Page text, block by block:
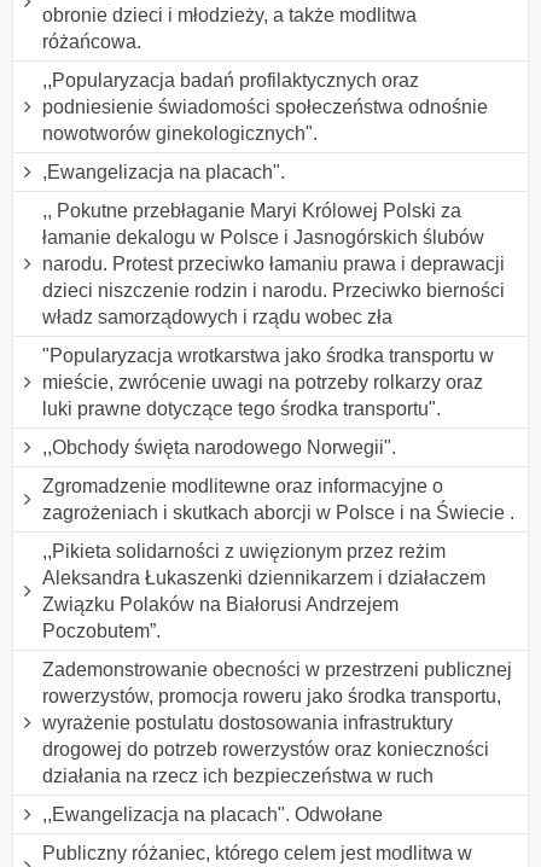
obronie dzieci i młodzieży, a także modlitwa
różańcowa.
,,Popularyzacja badań profilaktycznych oraz
podniesienie świadomości społeczeństwa odnośnie
nowotworów ginekologicznych".
,Ewangelizacja na placach".
,, Pokutne przebłaganie Maryi Królowej Polski za
łamanie dekalogu w Polsce i Jasnogórskich ślubów
narodu. Protest przeciwko łamaniu prawa i deprawacji
dzieci niszczenie rodzin i narodu. Przeciwko bierności
władz samorządowych i rządu wobec zła
"Popularyzacja wrotkarstwa jako środka transportu w
mieście, zwrócenie uwagi na potrzeby rolkarzy oraz
luki prawne dotyczące tego środka transportu".
,,Obchody święta narodowego Norwegii".
Zgromadzenie modlitewne oraz informacyjne o
zagrożeniach i skutkach aborcji w Polsce i na Świecie .
,,Pikieta solidarności z uwięzionym przez reżim
Aleksandra Łukaszenki dziennikarzem i działaczem
Związku Polaków na Białorusi Andrzejem
Poczobutem”.
Zademonstrowanie obecności w przestrzeni publicznej
rowerzystów, promocja roweru jako środka transportu,
wyrażenie postulatu dostosowania infrastruktury
drogowej do potrzeb rowerzystów oraz konieczności
działania na rzecz ich bezpieczeństwa w ruch
,,Ewangelizacja na placach". Odwołane
Publiczny różaniec, którego celem jest modlitwa w